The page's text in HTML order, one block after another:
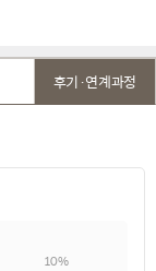
후기·연계과정
10%